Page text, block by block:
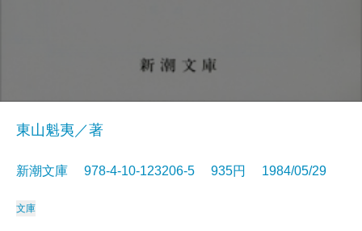
東山魁夷／著
新潮文庫 978-4-10-123206-5 935円 1984/05/29
文庫